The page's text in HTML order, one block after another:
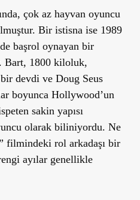
çok az hayvan oyuncu
Bir istisna ise 1989
başrol oynayan bir
Bart, 1800 kiloluk,
devdi ve Doug Seus
boyunca Hollywood’un
sakin yapısı
olarak biliniyordu. Ne
filmindeki rol arkadaşı bir
ayılar genellikle